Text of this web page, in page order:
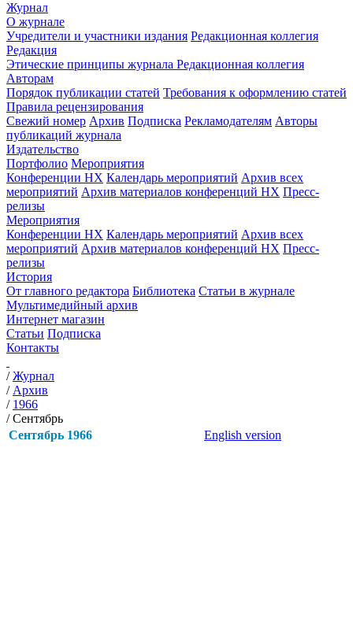
Журнал
О журнале
Учредители и участники издания Редакционная коллегия
Редакция
Этические принципы журнала Редакционная коллегия
Авторам
Порядок публикации статей Требования к оформлению статей
Правила рецензирования
Свежий номер Архив Подписка Рекламодателям Авторы
публикаций журнала
Издательство
Портфолио Мероприятия
Конференции НХ Календарь мероприятий Архив всех
мероприятий Архив материалов конференций НХ Пресс-
релизы
Мероприятия
Конференции НХ Календарь мероприятий Архив всех
мероприятий Архив материалов конференций НХ Пресс-
релизы
История
От главного редактора Библиотека Статьи в журнале
Мультимедийный архив
Интернет магазин
Статьи Подписка
Контакты
/Журнал
/ Архив
/ 1966
/Сентябрь
Сентябрь 1966
English version